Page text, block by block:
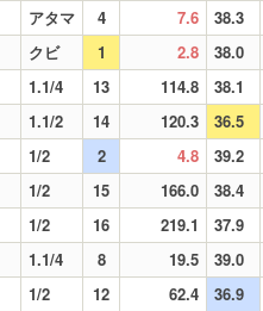
アタマ 4 7.6 38.3
クビ 1 2.8 38.0
1.1/4 13 114.8 38.1
1.1/2 14 120.3 36.5
1/2 2 4.8 39.2
1/2 15 166.0 38.4
1/2 16 219.1 37.9
1.1/4 8 19.5 39.0
1/2 12 62.4 36.9